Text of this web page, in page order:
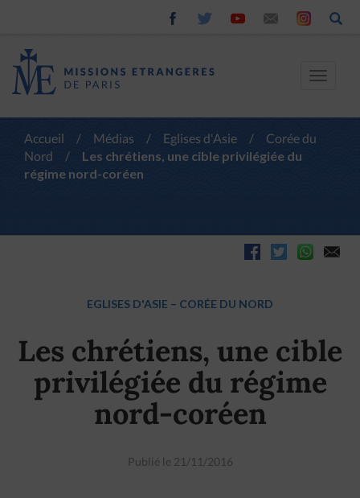
Toggle
Accueil / Médias / Eglises d'Asie /
Corée du
Nord
/
Les chrétiens, une cible privilégiée du
régime nord-coréen
EGLISES D'ASIE – CORÉE DU NORD
Les chrétiens, une cible
privilégiée du régime
nord-coréen
Publié le 21/11/2016